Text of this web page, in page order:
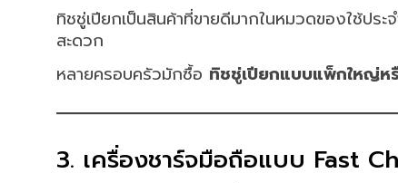
ทิชชู่เปียกเป็นสินค้าที่ขายดีมากในหมวดของใช้ป
สะดวก
หลายครอบครัวมักซื้อ ทิชชู่เปียกแบบแพ็กใหญ่ห
3. เครื่องชาร์จมือถือแบบ Fast